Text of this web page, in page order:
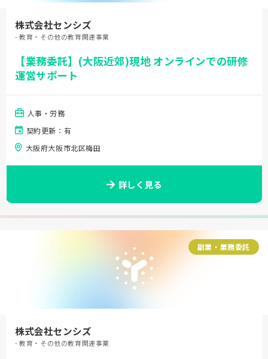
株式会社センシズ
- 教育・その他の教育関連事業
【業務委託】(大阪近郊)現地 オンラインでの研修
運営サポート
人事・労務
契約更新：有
大阪府大阪市北区梅田
詳しく見る
副業・業務委託
株式会社センシズ
- 教育・その他の教育関連事業